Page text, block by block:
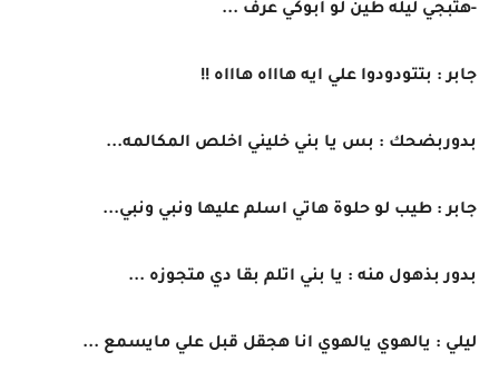
-هتبجي ليله طين لو ابوكي عرف ...
جابر : بتتودودوا علي ايه هاااه هاااه !!
بدوربضحك : بس يا بني خليني اخلص المكالمه...
جابر : طيب لو حلوة هاتي اسلم عليها ونبي ونبي...
بدور بذهول منه : يا بني اتلم بقا دي متجوزه ...
ليلي : يالهوي يالهوي انا هجقل قبل علي مايسمع ...